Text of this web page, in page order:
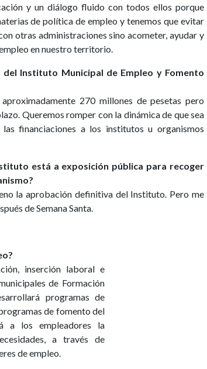
y un diálogo fluido con todos ellos porque
de política de empleo y tenemos que evitar
otras administraciones sino acometer, ayudar y
en nuestro territorio.
Instituto Municipal de Empleo y Fomento
270 millones de pesetas pero
Queremos romper con la dinámica de que sea
financiaciones a los institutos u organismos
está a exposición pública para recoger
la aprobación definitiva del Instituto. Pero me
de Semana Santa.
inserción laboral e
de Formación
programas de
de fomento del
a los empleadores la
a través de
de empleo.